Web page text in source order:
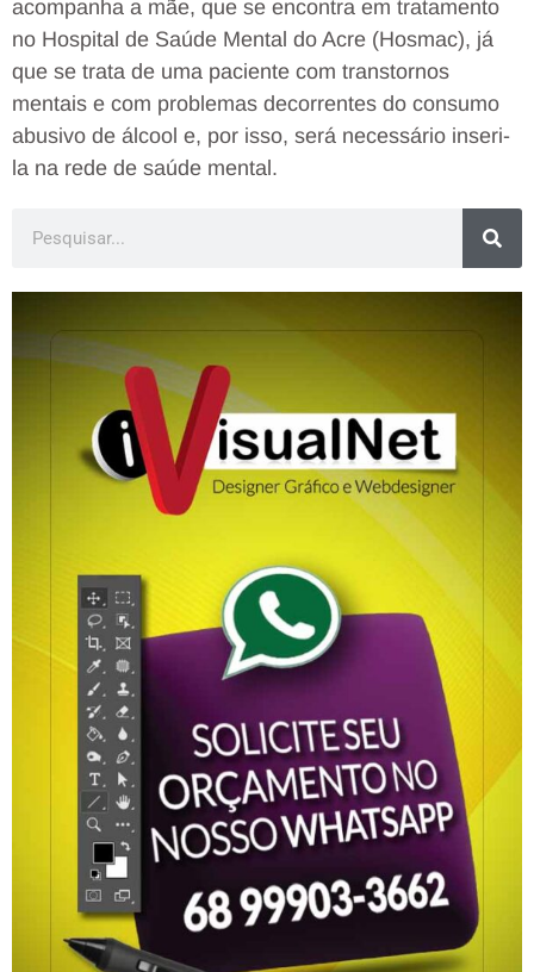
acompanha a mãe, que se encontra em tratamento
no Hospital de Saúde Mental do Acre (Hosmac), já
que se trata de uma paciente com transtornos
mentais e com problemas decorrentes do consumo
abusivo de álcool e, por isso, será necessário inseri-
la na rede de saúde mental.